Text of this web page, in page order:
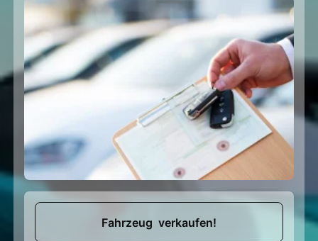
Fahrzeug verkaufen!